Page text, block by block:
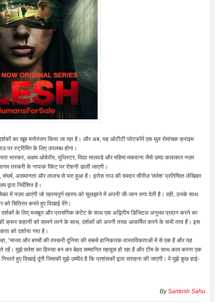
का खूब मनोरंजन किया जा रहा है। और अब, यह ओटीटी प्लेटफॉर्म एक मूल रोमांचक क्राइम
पर स्ट्रीमिंग के लिए उपलब्ध होगा।
भास्कर, अक्षय ओबेरॉय, युधिस्टर, विद्या मालवडे और महिमा मकवाना जैसे उम्दा कलाकार नज़र
तस्करी के नापाक रैकेट पर रोशनी डाली जाएगी।
असमानता और लालच से भरा हुआ है। इरोस नाउ की दमदार सीरीज़ 'फ़्लेश' प्रतिष्ठित लेखिका
निर्देशित है।
में नज़र आएंगी जो रहस्यपूर्ण रहस्य को सुलझाने में अपनी जी-जान लगा देती है। वही, उनके साथ
को चित्रित करते हुए दिखाई देंगे।
के लिए मजबूत और प्रासंगिक कंटेंट के साथ एक अद्वितीय डिजिटल अनुभव प्रदान करने का
कहानी को सामने लाने के साथ, दर्शकों को अपनी तरफ़ आकर्षित करने के सभी तत्व हैं। इस
को दर्शाया गया है।
“मानव और बच्चों की तस्करी दुनिया की सबसे हानिकारक वास्तविकताओं में से एक है और यह
रहें। मुझे फ़्लेश का हिस्सा बन कर बेहद सम्मानित महसूस हो रहा है और टीम के साथ काम करना एक
हुए दिखाई दूंगी जिसकी मुझे उम्मीद है कि प्रशंसकों द्वारा सराहना की जाएगी। वे मुझे कुछ हाई-
BySantosh Sahu